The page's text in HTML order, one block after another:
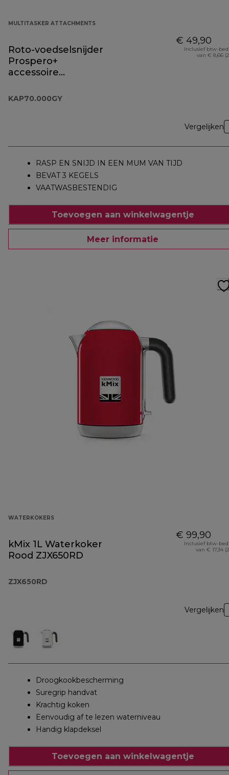
MULTITASKER ATTACHMENTS
Roto-voedselsnijder
Prospero+
accessoire
KAP70.000GY
€ 49,90
Inclusief btw-
van € 8,66
Vergelijken
RASP EN SNIJD IN EEN MUM VAN TIJD
BEVAT 3 KEGELS
VAATWASBESTENDIG
Toevoegen aan winkelwagentje
Meer informatie
WATERKOKERS
kMix 1L Waterkoker
Rood ZJX650RD
ZJX650RD
€ 99,90
Inclusief btw-
van € 17,34
Vergelijken
Droogkookbescherming
Suregrip handvat
Krachtig koken
Eenvoudig af te lezen waterniveau
Handig klapdeksel
Toevoegen aan winkelwagentje